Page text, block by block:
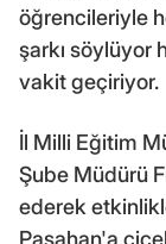
öğrencileriyle
şarkı söylüyor
vakit geçiriyor.
İl Milli Eğitim
Şube Müdürü
ederek